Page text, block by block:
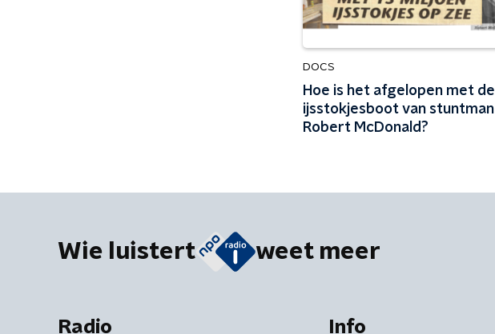
DOCS
Hoe is het afgelopen met de
ijsstokjesboot van stuntman
Robert McDonald?
Wie luistert weet meer
Radio Info